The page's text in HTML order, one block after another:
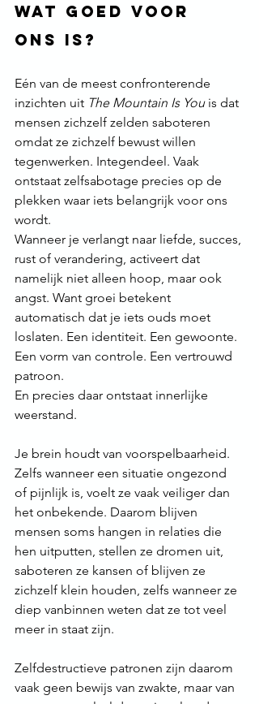
wat goed voor
ons is?
Eén van de meest confronterende
inzichten uit The Mountain Is You is dat
mensen zichzelf zelden saboteren
omdat ze zichzelf bewust willen
tegenwerken. Integendeel. Vaak
ontstaat zelfsabotage precies op de
plekken waar iets belangrijk voor ons
wordt.
Wanneer je verlangt naar liefde, succes,
rust of verandering, activeert dat
namelijk niet alleen hoop, maar ook
angst. Want groei betekent
automatisch dat je iets ouds moet
loslaten. Een identiteit. Een gewoonte.
Een vorm van controle. Een vertrouwd
patroon.
En precies daar ontstaat innerlijke
weerstand.
Je brein houdt van voorspelbaarheid.
Zelfs wanneer een situatie ongezond
of pijnlijk is, voelt ze vaak veiliger dan
het onbekende. Daarom blijven
mensen soms hangen in relaties die
hen uitputten, stellen ze dromen uit,
saboteren ze kansen of blijven ze
zichzelf klein houden, zelfs wanneer ze
diep vanbinnen weten dat ze tot veel
meer in staat zijn.
Zelfdestructieve patronen zijn daarom
vaak geen bewijs van zwakte, maar van